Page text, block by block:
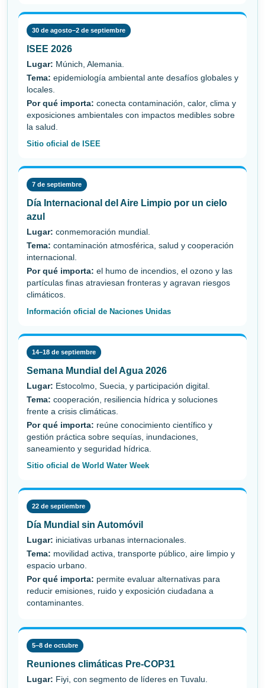
30 de agosto–2 de septiembre
ISEE 2026
Lugar: Múnich, Alemania.
Tema: epidemiología ambiental ante desafíos globales y
locales.
Por qué importa: conecta contaminación, calor, clima y
exposiciones ambientales con impactos medibles sobre
la salud.
Sitio oficial de ISEE
7 de septiembre
Día Internacional del Aire Limpio por un cielo
azul
Lugar: conmemoración mundial.
Tema: contaminación atmosférica, salud y cooperación
internacional.
Por qué importa: el humo de incendios, el ozono y las
partículas finas atraviesan fronteras y agravan riesgos
climáticos.
Información oficial de Naciones Unidas
14–18 de septiembre
Semana Mundial del Agua 2026
Lugar: Estocolmo, Suecia, y participación digital.
Tema: cooperación, resiliencia hídrica y soluciones
frente a crisis climáticas.
Por qué importa: reúne conocimiento científico y
gestión práctica sobre sequías, inundaciones,
saneamiento y seguridad hídrica.
Sitio oficial de World Water Week
22 de septiembre
Día Mundial sin Automóvil
Lugar: iniciativas urbanas internacionales.
Tema: movilidad activa, transporte público, aire limpio y
espacio urbano.
Por qué importa: permite evaluar alternativas para
reducir emisiones, ruido y exposición ciudadana a
contaminantes.
5–8 de octubre
Reuniones climáticas Pre-COP31
Lugar: Fiyi, con segmento de líderes en Tuvalu.